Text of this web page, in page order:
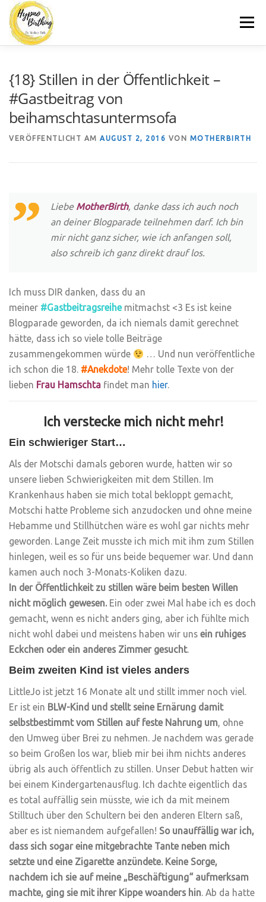
Zum
Inhalt
springen
Menü
BLOG KONTAKT
{18} Stillen in der Öffentlichkeit –
#Gastbeitrag von
beihamschtasuntermsofa
VERÖFFENTLICHT AM AUGUST 2, 2016 VON MOTHERBIRTH
Liebe MotherBirth, danke dass ich auch noch
an deiner Blogparade teilnehmen darf. Ich bin
mir nicht ganz sicher, wie ich anfangen soll,
also schreib ich ganz direkt drauf los.
Ich muss DIR danken, dass du an
meiner #Gastbeitragsreihemitmachst <3 Es ist keine
Blogparade geworden, da ich niemals damit gerechnet
hätte, dass ich so viele tolle Beiträge
zusammengekommen würde
… Und nun veröffentliche
ich schon die 18. #Anekdote! Mehr tolle Texte von der
lieben Frau Hamschta findet man hier.
Ich verstecke mich nicht mehr!
Ein schwieriger Start…
Als der Motschi damals geboren wurde, hatten wir so
unsere lieben Schwierigkeiten mit dem Stillen. Im
Krankenhaus haben sie mich total bekloppt gemacht,
Motschi hatte Probleme sich anzudocken und ohne meine
Hebamme und Stillhütchen wäre es wohl gar nichts mehr
geworden. Lange Zeit musste ich mich mit ihm zum Stillen
hinlegen, weil es so für uns beide bequemer war. Und dann
kamen auch noch 3-Monats-Koliken dazu.
In der Öffentlichkeit zu stillen wäre beim besten Willen
nicht möglich gewesen. Ein oder zwei Mal habe ich es doch
gemacht, wenn es nicht anders ging, aber ich fühlte mich
nicht wohl dabei und meistens haben wir uns ein ruhiges
Eckchen oder ein anderes Zimmer gesucht.
Beim zweiten Kind ist vieles anders
LittleJo ist jetzt 16 Monate alt und stillt immer noch viel.
Er ist ein BLW-Kind und stellt seine Ernärung damit
selbstbestimmt vom Stillen auf feste Nahrung um, ohne
den Umweg über Brei zu nehmen. Je nachdem was gerade
so beim Großen los war, blieb mir bei ihm nichts anderes
übrig als auch öffentlich zu stillen. Unser Debut hatten wir
bei einem Kindergartenausflug. Ich dachte eigentlich das
es total auffällig sein müsste, wie ich da mit meinem
Stilltuch über den Schultern bei den anderen Eltern saß,
aber es ist niemandem aufgefallen! So unauffällig war ich,
dass sich sogar eine mitgebrachte Tante neben mich
setzte und eine Zigarette anzündete. Keine Sorge,
nachdem ich sie auf meine „Beschäftigung“ aufmerksam
machte, ging sie mit ihrer Kippe woanders hin. Ab da hatte